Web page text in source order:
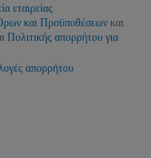
εταιρείας
και Προϋποθέσεων και
Πολιτικής απορρήτου για
απορρήτου